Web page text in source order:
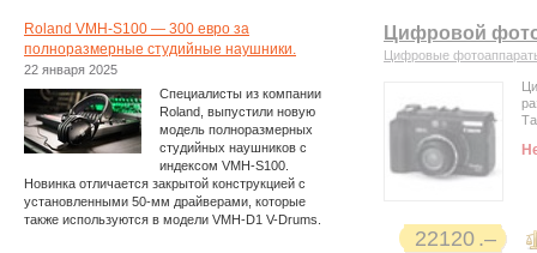
Цифровой
Цифровые
22120
Roland VMH-S100 — 300 евро за
полноразмерные студийные наушники.
22 января 2025
Специалисты из компании
Roland, выпустили новую
модель полноразмерных
студийных наушников с
индексом VMH-S100.
Новинка отличается закрытой конструкцией с
установленными 50-мм драйверами, которые
также используются в модели VMH-D1 V-Drums.